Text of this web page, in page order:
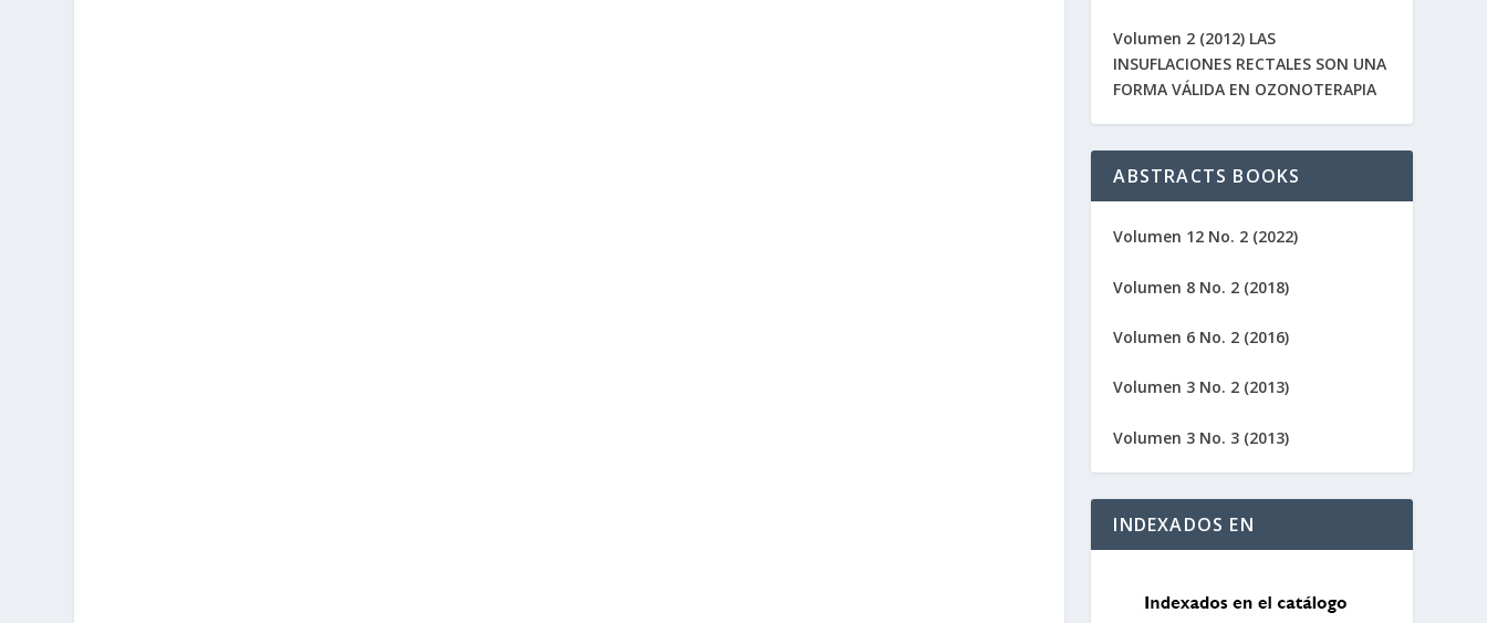
Volumen 2 (2012) LAS
INSUFLACIONES RECTALES SON UNA
FORMA VÁLIDA EN OZONOTERAPIA
ABSTRACTS BOOKS
Volumen 12 No. 2 (2022)
Volumen 8 No. 2 (2018)
Volumen 6 No. 2 (2016)
Volumen 3 No. 2 (2013)
Volumen 3 No. 3 (2013)
INDEXADOS EN